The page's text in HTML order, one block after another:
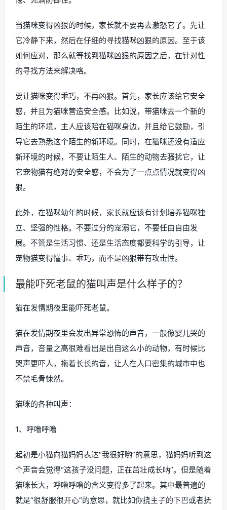
当猫咪变得凶狠的时候，家长就不要再去激怒它了。先让
它冷静下来，然后在仔细的寻找猫咪凶狠的原因。至于该
如何应对，那么就等找到猫咪凶狠的原因之后，在针对性
的寻找方法来解决咯。
要让猫咪变得乖巧，不再凶狠。首先，家长应该给它安全
感，并且为猫咪营造安全感。比如说，带猫咪去一个新的
陌生的环境，主人应该陪在猫咪身边，并且给它鼓励，引
导它去熟悉这个陌生的新环境。同时，在猫咪还没有适应
新环境的时候，不要让陌生人、陌生的动物去骚扰它，让
它宠物猫有绝对的安全感，不会为了一点点情况就变得凶
狠。
此外，在猫咪幼年的时候，家长就应该有计划培养猫咪独
立、坚强的性格。不要过分的宠溺它，不要任由自由发
展。不管是生活习惯、还是生活态度都要科学的引导，让
宠物猫变得懂事、乖巧，而不是凶狠带有攻击性。
最能吓死老鼠的猫叫声是什么样子的？
猫在发情期夜里能吓死老鼠。
猫在发情期夜里会发出异常恐怖的声音，一般像婴儿哭的
声音，音量之高很难看出是出自这么小的动物，有时候比
哭声更吓人，拖着长长的音，让人在人口密集的城市中也
不禁毛骨悚然。
猫咪的各种叫声：
1、呼噜呼噜
起初是小猫向猫妈妈表达“我很好哟”的意思，猫妈妈听到这
个声音会觉得“这孩子没问题，正在茁壮成长呐”。但是随着
猫咪长大，呼噜呼噜的含义变得多了起来。其中最普遍的
就是“很舒服很开心”的意思，就比如你挠主子的下巴或者抚